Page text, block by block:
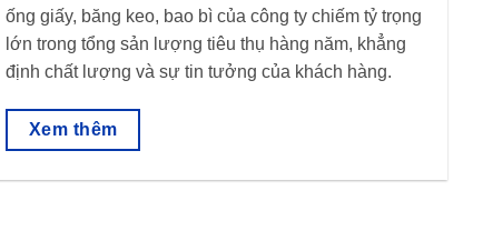
ống giấy, băng keo, bao bì của công ty chiếm tỷ trọng
lớn trong tổng sản lượng tiêu thụ hàng năm, khẳng
định chất lượng và sự tin tưởng của khách hàng.
Xem thêm